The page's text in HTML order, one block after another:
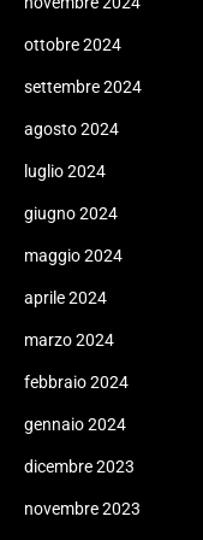
ottobre 2024
settembre 2024
agosto 2024
luglio 2024
giugno 2024
maggio 2024
aprile 2024
marzo 2024
febbraio 2024
gennaio 2024
dicembre 2023
novembre 2023